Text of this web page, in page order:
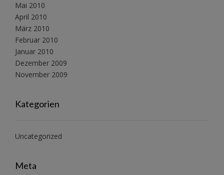
Mai 2010
April 2010
März 2010
Februar 2010
Januar 2010
Dezember 2009
November 2009
Kategorien
Uncategorized
Meta